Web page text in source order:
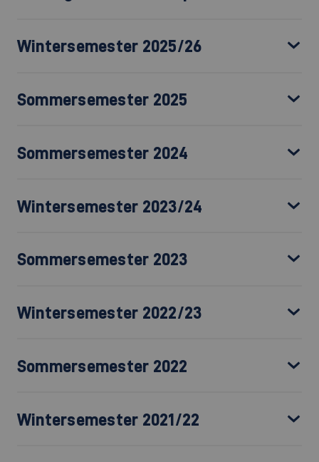
Wintersemester 2025/26
Sommersemester 2025
Sommersemester 2024
Wintersemester 2023/24
Sommersemester 2023
Wintersemester 2022/23
Sommersemester 2022
Wintersemester 2021/22